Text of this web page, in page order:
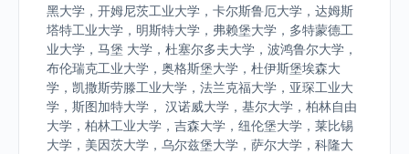
黑大学，开姆尼茨工业大学，卡尔斯鲁厄大学，达姆斯
塔特工业大学，明斯特大学，弗赖堡大学，多特蒙德工
业大学，马堡 大学，杜塞尔多夫大学，波鸿鲁尔大学，
布伦瑞克工业大学，奥格斯堡大学，杜伊斯堡埃森大
学，凯撒斯劳滕工业大学，法兰克福大学，亚琛工业大
学，斯图加特大学， 汉诺威大学，基尔大学，柏林自由
大学，柏林工业大学，吉森大学，纽伦堡大学，莱比锡
大学，美因茨大学，乌尔兹堡大学，萨尔大学，科隆大